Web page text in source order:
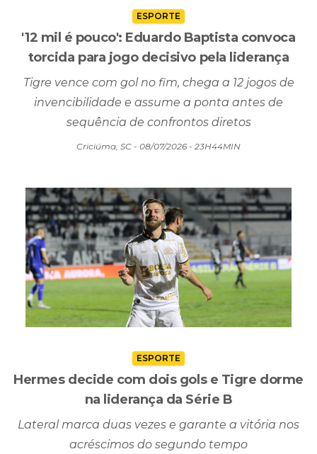
ESPORTE
'12 mil é pouco': Eduardo Baptista convoca
torcida para jogo decisivo pela liderança
Tigre vence com gol no fim, chega a 12 jogos de
invencibilidade e assume a ponta antes de
sequência de confrontos diretos
Criciúma, SC - 08/07/2026 - 23H44MIN
ESPORTE
Hermes decide com dois gols e Tigre dorme
na liderança da Série B
Lateral marca duas vezes e garante a vitória nos
acréscimos do segundo tempo